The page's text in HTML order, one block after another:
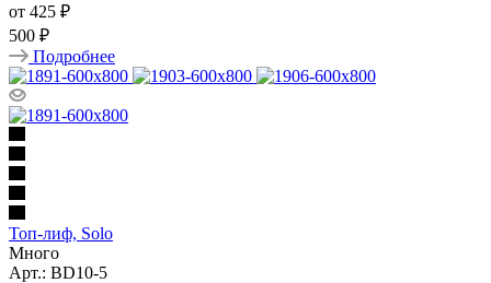
от 425 ₽
500 ₽
Подробнее
Топ-лиф, Solo
Много
Арт.: BD10-5